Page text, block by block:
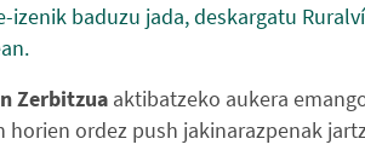
izenik baduzu jada, deskargatu
Zerbitzua aktibatzeko aukera
horien ordez push jakinarazpenak